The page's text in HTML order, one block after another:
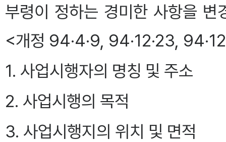
부령이 정하는 경미한 사항을 변
<개정 94·4·9, 94·12·23,
1. 사업시행자의 명칭 및 주소
2. 사업시행의 목적
3. 사업시행지의 위치 및 면적